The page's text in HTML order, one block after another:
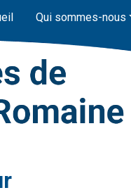
Qui sommes-nous